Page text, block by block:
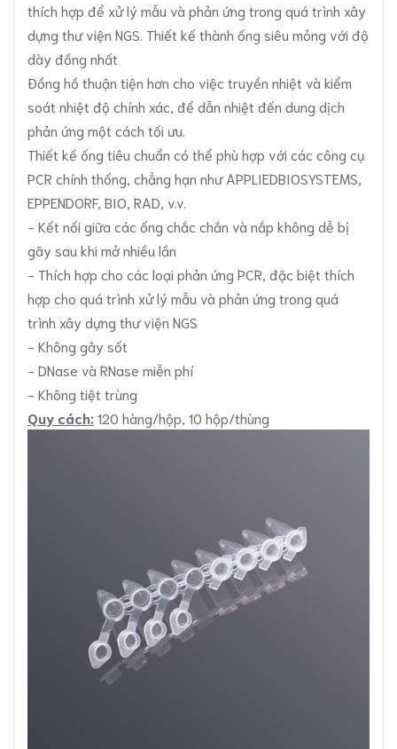
thích hợp để xử lý mẫu và phản ứng trong quá trình xây
dựng thư viện NGS. Thiết kế thành ống siêu mỏng với độ
dày đồng nhất
Đồng hồ thuận tiện hơn cho việc truyền nhiệt và kiểm
soát nhiệt độ chính xác, để dẫn nhiệt đến dung dịch
phản ứng một cách tối ưu.
Thiết kế ống tiêu chuẩn có thể phù hợp với các công cụ
PCR chính thống, chẳng hạn như APPLIEDBIOSYSTEMS,
EPPENDORF, BIO, RAD, v.v.
- Kết nối giữa các ống chắc chắn và nắp không dễ bị
gãy sau khi mở nhiều lần
- Thích hợp cho các loại phản ứng PCR, đặc biệt thích
hợp cho quá trình xử lý mẫu và phản ứng trong quá
trình xây dựng thư viện NGS
- Không gây sốt
- DNase và RNase miễn phí
- Không tiệt trùng
Quy cách: 120 hàng/hộp, 10 hộp/thùng